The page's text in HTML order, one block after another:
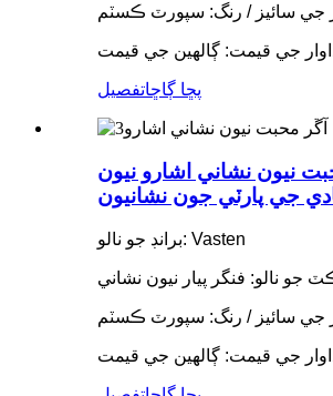
جي سائيز / رنگ: سپورٽ ڪسٽم
جي قيمت: ڳالهين جي قيمت
پڇا ڳاڇاتفصيل
نيون نشاني اشارو نيون
جي پارٽي جون نشانيون
برانڊ جو نالو: Vasten
جو نالو: فنگر پيار نيون نشاني
جي سائيز / رنگ: سپورٽ ڪسٽم
جي قيمت: ڳالهين جي قيمت